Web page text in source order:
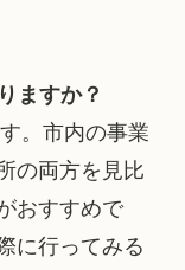
ますか？
。市内の事業
の両方を見比
おすすめで
に行ってみる